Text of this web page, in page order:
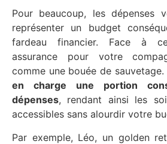
Pour beaucoup, les dépenses
représenter un budget
fardeau financier. Face à
assurance pour votre
comme une bouée de
en charge une portion
dépenses, rendant ainsi les
accessibles sans alourdir votre
Par exemple, Léo, un golden